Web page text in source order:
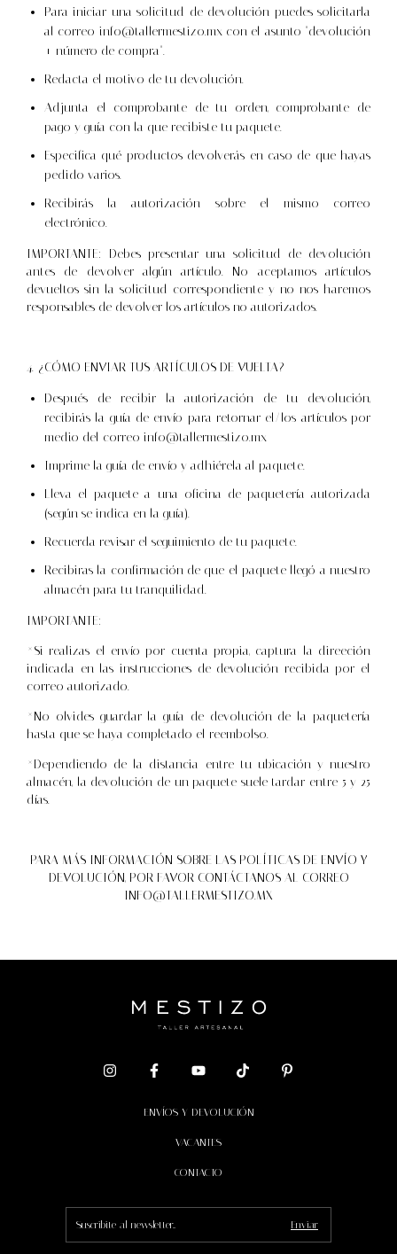
Para iniciar una solicitud de devolución puedes solicitarla
al correo info@tallermestizo.mxcon el asunto "devolución
+ número de compra".
Redacta el motivo de tu devolución.
Adjunta el comprobante de tu orden, comprobante de
pago y guía con la que recibiste tu paquete.
Especifica qué productos devolverás en caso de que hayas
pedido varios.
Recibirás la autorización sobre el mismo correo
electrónico.
IMPORTANTE: Debes presentar una solicitud de devolución
antes de devolver algún artículo. No aceptamos artículos
devueltos sin la solicitud correspondiente y no nos haremos
responsables de devolver los artículos no autorizados.
4. ¿CÓMO ENVIAR TUS ARTÍCULOS DE VUELTA?
Después de recibir la autorización de tu devolución,
recibirás la guía de envío para retornar el/los artículos por
medio del correo info@tallermestizo.mx
Imprime la guía de envío y adhiérela al paquete.
Lleva el paquete a una oficina de paquetería autorizada
(según se indica en la guía).
Recuerda revisar el seguimiento de tu paquete.
Recibiras la confirmación de que el paquete llegó a nuestro
almacén para tu tranquilidad.
IMPORTANTE:
*Si realizas el envío por cuenta propia, captura la direeción
indicada en las instrucciones de devolución recibida por el
correo autorizado.
*No olvides guardar la guía de devolución de la paquetería
hasta que se haya completado el reembolso.
*Dependiendo de la distancia entre tu ubicación y nuestro
almacén, la devolución de un paquete suele tardar entre 5 y 25
días.
PARA MÁS INFORMACIÓN SOBRE LAS POLÍTICAS DE ENVÍO Y
DEVOLUCIÓN, POR FAVOR CONTÁCTANOS AL CORREO
INFO@TALLERMESTIZO.MX
ENVÍOS Y DEVOLUCIÓN
VACANTES
CONTACTO